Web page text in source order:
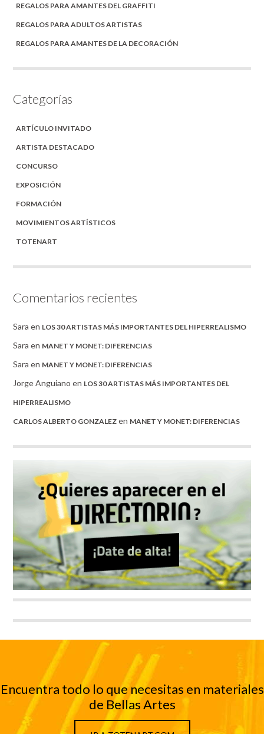
REGALOS PARA AMANTES DEL GRAFFITI
REGALOS PARA ADULTOS ARTISTAS
REGALOS PARA AMANTES DE LA DECORACIÓN
Categorías
ARTÍCULO INVITADO
ARTISTA DESTACADO
CONCURSO
EXPOSICIÓN
FORMACIÓN
MOVIMIENTOS ARTÍSTICOS
TOTENART
Comentarios recientes
Sara en LOS 30 ARTISTAS MÁS IMPORTANTES DEL HIPERREALISMO
Sara en MANET Y MONET: DIFERENCIAS
Sara en MANET Y MONET: DIFERENCIAS
Jorge Anguiano en LOS 30 ARTISTAS MÁS IMPORTANTES DEL
HIPERREALISMO
CARLOS ALBERTO GONZALEZ en MANET Y MONET: DIFERENCIAS
Encuentra todo lo que necesitas en materiales
de Bellas Artes